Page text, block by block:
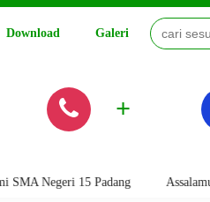
Download Galeri Video
+
Assalamu'alaikum